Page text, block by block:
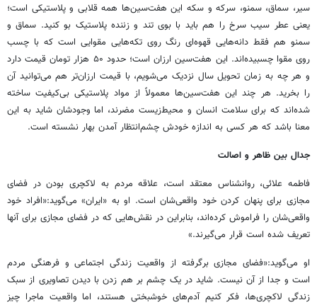
سیر، سماق، سمنو، سرکه و سکه این هفت‌سین‌ها همه قلابی و پلاستیکی است؛
یعنی عطر سیب سرخ را هم باید با بوی تند و زننده پلاستیک بو کنید. سماق و
سمنو هم فقط دانه‌هایی قهوه‌ای رنگ روی تکه‌هایی مقوایی است که با چسب
روی مقوا چسبیده‌اند. این هفت‌سین ارزان است؛ حدود ۵۰ هزار تومان قیمت دارد
و هر چه به زمان تحویل سال نزدیک می‌شویم، با قیمت ارزان‌تر هم می‌توانید آن
را بخرید. هر چند این هفت‌سین‌ها معمولاً از مواد پلاستیکی بی‌کیفیت ساخته
شده‌اند که برای سلامت انسان و محیط‌زیست مضرند، اما وجودشان شاید به این
معنا باشد که هر کسی به اندازه خودش چشم‌انتظار آمدن بهار نشسته است.
جدال بین ظاهر و اصالت
فاطمه علائی، روانشناس معتقد است، علاقه مردم به لاکچری ‌بودن در فضای
مجازی برای پنهان کردن خود واقعی‌شان است. او به «ایران» می‌گوید:«افراد خود
واقعی‌شان را فراموش کرده‌اند، بنابراین در نقش‌هایی که در فضای مجازی برای آنها
تعریف شده است قرار می‌گیرند.»
او می‌گوید:«فضای مجازی برگرفته از واقعیت زندگی اجتماعی و فرهنگی مردم
است و جدا از آن نیست. شاید در یک چشم بر هم زدن با دیدن تصاویری از سبک
زندگی لاکچری‌ها، فکر کنیم آدم‌های خوشبختی هستند، اما واقعیت ماجرا چیز